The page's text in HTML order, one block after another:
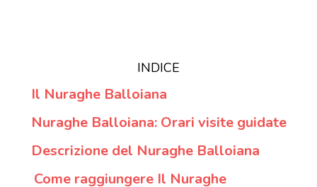
INDICE
Il Nuraghe Balloiana
Nuraghe Balloiana: Orari visite guidate
Descrizione del Nuraghe Balloiana
Come raggiungere Il Nuraghe